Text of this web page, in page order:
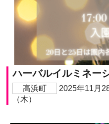
ハーバルイルミネー
高浜町
2025年11月
（木）